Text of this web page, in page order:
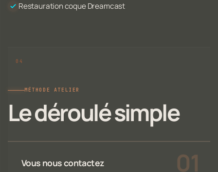
Restauration coque Dreamcast
MÉTHODE ATELIER
Le déroulé simple
Vous nous contactez